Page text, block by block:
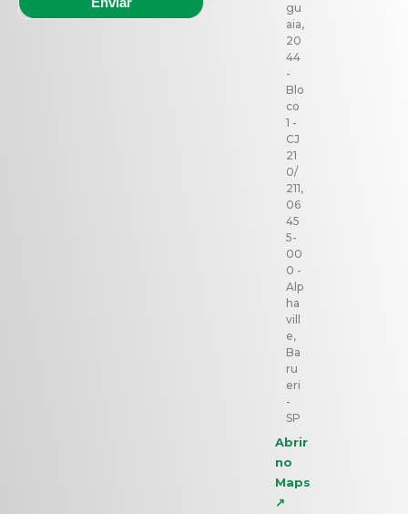
gu
aia,
20
44
-
Blo
co
1 -
CJ
21
0/
211,
06
45
5-
00
0 -
Alp
ha
vill
e,
Ba
ru
eri
-
SP
Abrir
no
Maps
↗